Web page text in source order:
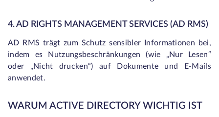
4. AD RIGHTS MANAGEMENT SERVICES (AD RMS)
AD RMS trägt zum Schutz sensibler Informationen bei,
indem es Nutzungsbeschränkungen (wie „Nur Lesen“
oder „Nicht drucken“) auf Dokumente und E-Mails
anwendet.
WARUM ACTIVE DIRECTORY WICHTIG IST